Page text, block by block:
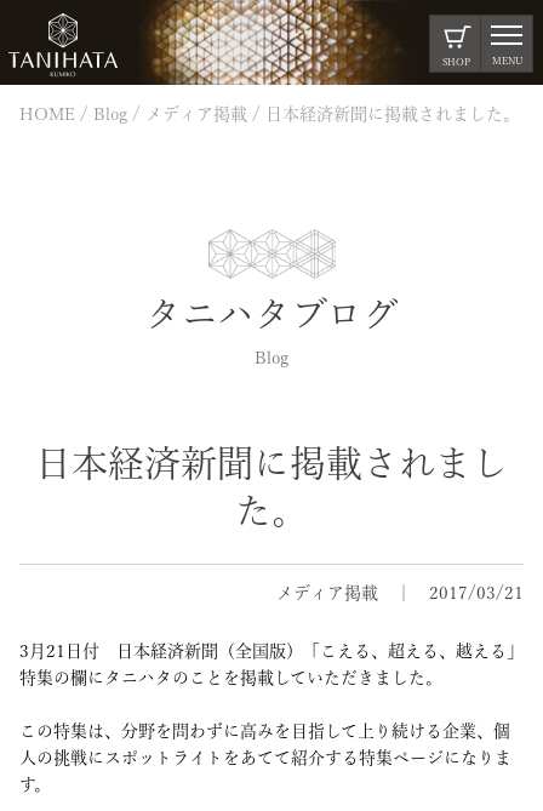
SHOP MENU
HOME Blog メディア掲載 日本経済新聞に掲載されました。
タニハタブログ
Blog
日本経済新聞に掲載されまし
た。
メディア掲載 2017/03/21
3月21日付 日本経済新聞（全国版）「こえる、超える、越える」
特集の欄 にタニハタのことを掲載していただきました。
この特集は、分野を問わずに高みを目指して上り続ける企業、個
人の挑戦にスポットライトをあてて紹介する特集ページになりま
す。